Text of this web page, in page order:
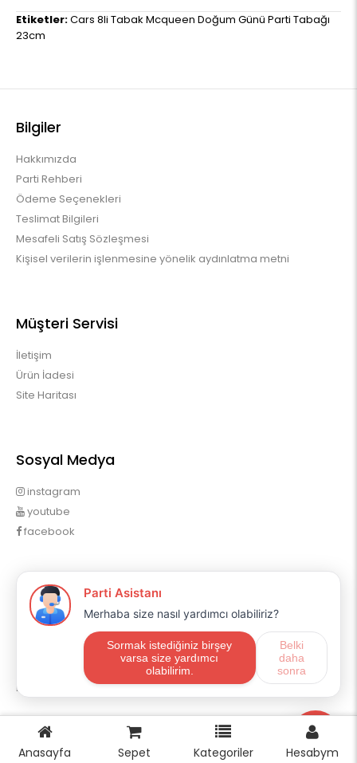
Etiketler:Cars 8li Tabak Mcqueen Doğum Günü Parti Tabağı
23cm
Bilgiler
Hakkımızda
Parti Rehberi
Ödeme Seçenekleri
Teslimat Bilgileri
Mesafeli Satış Sözleşmesi
Kişisel verilerin işlenmesine yönelik aydınlatma metni
Müşteri Servisi
İletişim
Ürün İadesi
Site Haritası
Sosyal Medya
instagram
youtube
facebook
Profilim
Profilim
Sipariş Geçmişim
Alışveriş Listem
Mail Aboneliği
E-ticaret OpencartUzman
Anasayfa Sepet Kategoriler Hesabym